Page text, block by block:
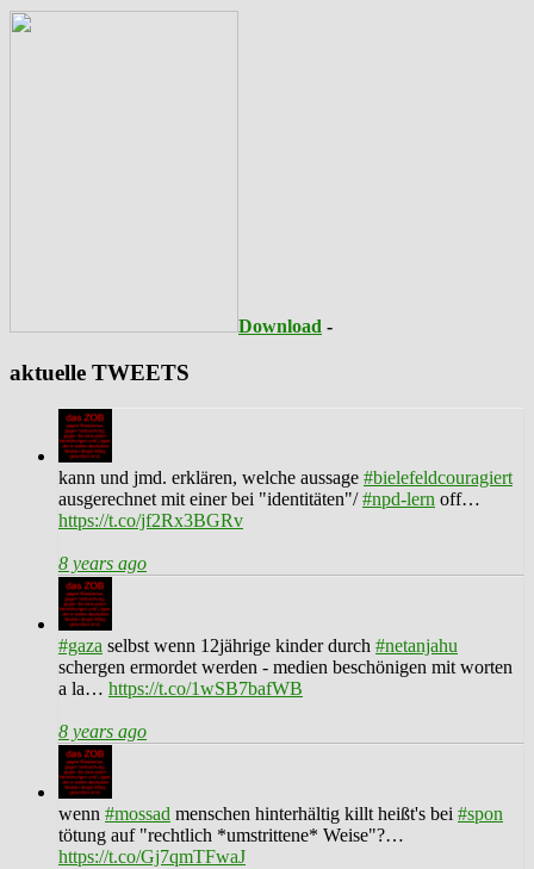
Download -
aktuelle TWEETS
kann und jmd. erklären, welche aussage #bielefeldcouragiert
ausgerechnet mit einer bei "identitäten"/#npd-lern off…
https://t.co/jf2Rx3BGRv
8 years ago
#gaza selbst wenn 12jährige kinder durch #netanjahu
schergen ermordet werden - medien beschönigen mit worten
a la… https://t.co/1wSB7bafWB
8 years ago
wenn #mossad menschen hinterhältig killt heißt's bei #spon
tötung auf "rechtlich *umstrittene* Weise"?…
https://t.co/Gj7qmTFwaJ